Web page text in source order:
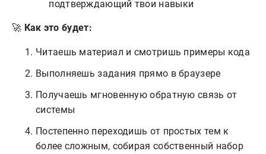
подтверждающий твои навыки
🚀 Как это будет:
Читаешь материал и смотришь примеры кода
Выполняешь задания прямо в браузере
Получаешь мгновенную обратную связь от
системы
Постепенно переходишь от простых тем к
более сложным, собирая собственный набор